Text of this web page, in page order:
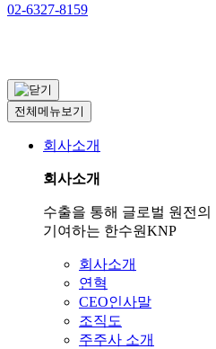
02-6327-8159
전체메뉴보기
회사소개
회사소개
수출을 통해 글로벌 원전의
기여하는 한수원KNP
회사소개
연혁
CEO인사말
조직도
주주사 소개